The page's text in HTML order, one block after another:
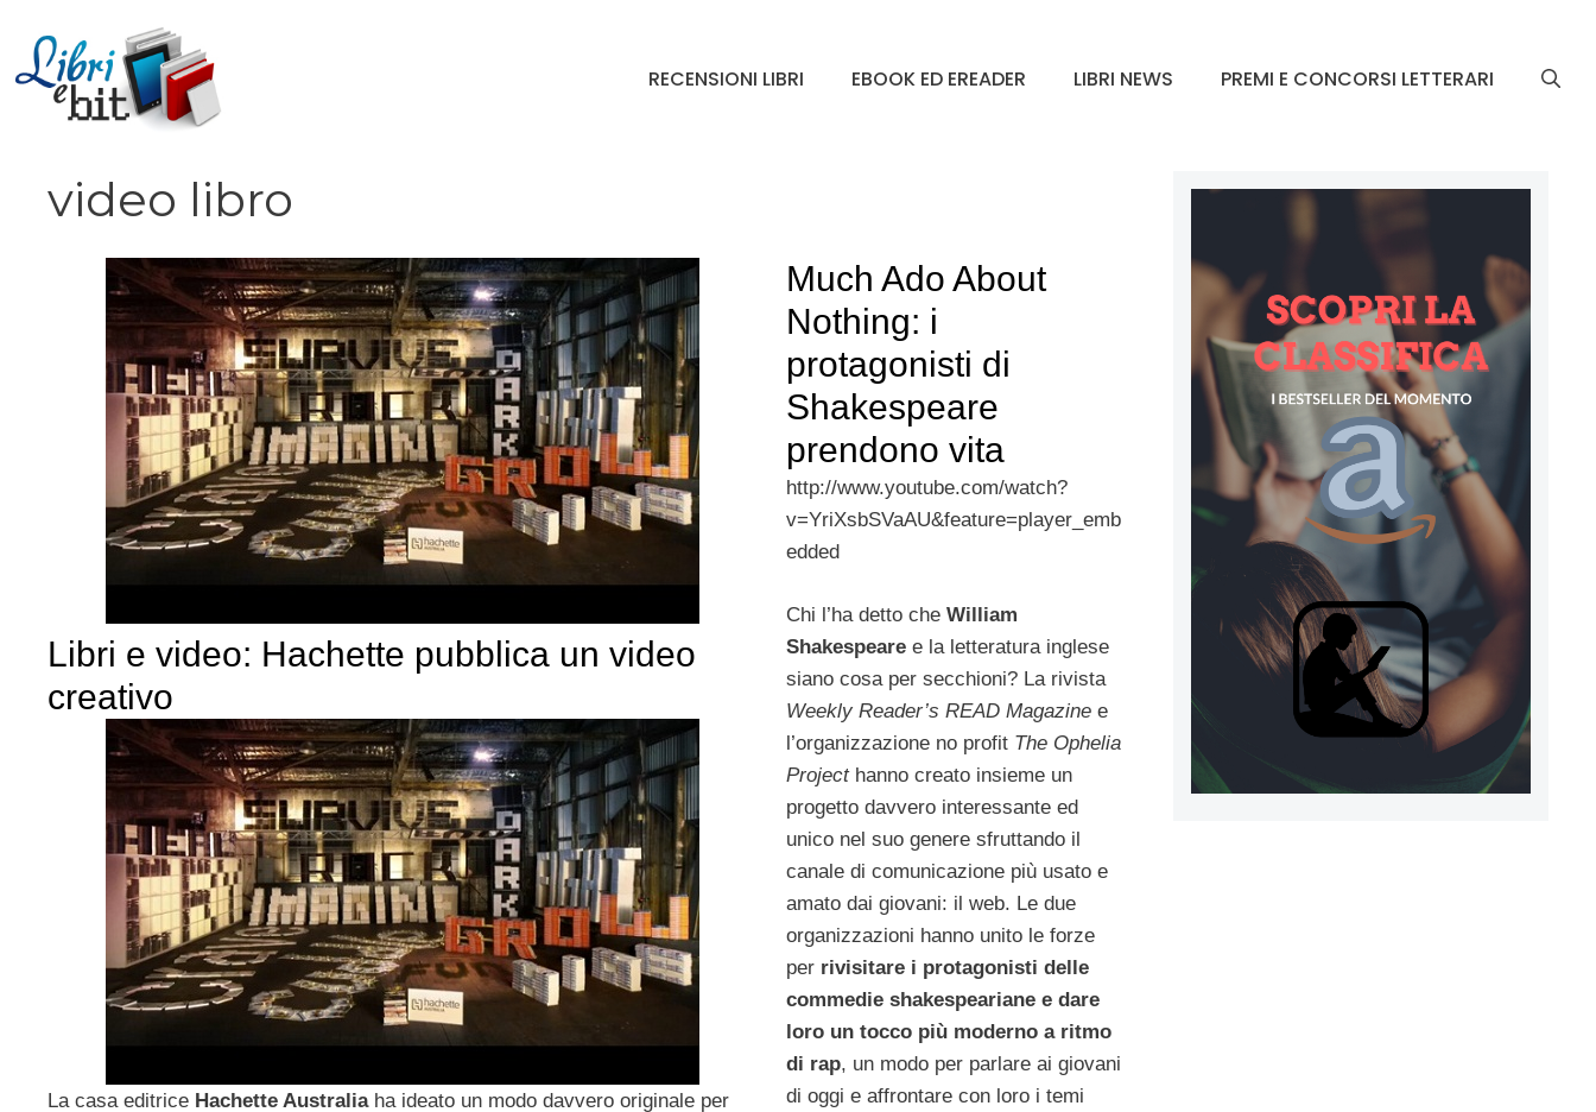
contenuto
RECENSIONI LIBRI EBOOK ED EREADER LIBRI NEWS PREMI E CONCORSI LETTERARI
video libro
Libri e video: Hachette pubblica un video
creativo
La casa editrice Hachette Australia ha ideato un modo davvero originale per
Much Ado About
Nothing: i
protagonisti di
Shakespeare
prendono vita
http://www.youtube.com/watch?
v=YriXsbSVaAU&feature=player_emb
edded
Chi l’ha detto che William
Shakespearee la letteratura inglese
siano cosa per secchioni? La rivista
Weekly Reader’s READ Magazinee
l’organizzazione no profit The Ophelia
Projecthanno creato insieme un
progetto davvero interessante ed
unico nel suo genere sfruttando il
canale di comunicazione più usato e
amato dai giovani: il web. Le due
organizzazioni hanno unito le forze
per rivisitare i protagonisti delle
commedie shakespeariane e dare
loro un tocco più moderno a ritmo
di rap, un modo per parlare ai giovani
di oggi e affrontare con loro i temi